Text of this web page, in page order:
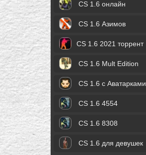
CS 1.6 онлайн
CS 1.6 Азимов
CS 1.6 2021 торрент
CS 1.6 Mult Edition
CS 1.6 с Аватарками
CS 1.6 4554
CS 1.6 8308
CS 1.6 для девушек